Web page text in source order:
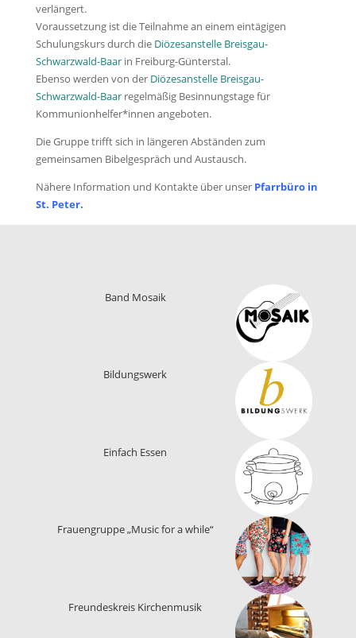
verlängert.
Voraussetzung ist die Teilnahme an einem eintägigen
Schulungskurs durch die Diözesanstelle Breisgau-
Schwarzwald-Baarin Freiburg-Günterstal.
Ebenso werden von der Diözesanstelle Breisgau-
Schwarzwald-Baarregelmäßig Besinnungstage für
Kommunionhelfer*innen angeboten.
Die Gruppe trifft sich in längeren Abständen zum
gemeinsamen Bibelgespräch und Austausch.
Nähere Information und Kontakte über unser Pfarrbüro in
St. Peter.
Band Mosaik
Bildungswerk
Einfach Essen
Frauengruppe „Music for a while“
Freundeskreis Kirchenmusik